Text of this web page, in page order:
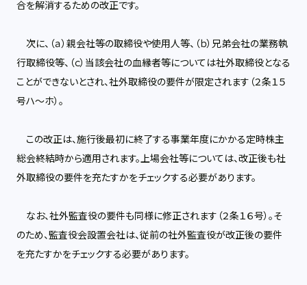
合を解消するための改正です。
次に、（ａ）親会社等の取締役や使用人等、（ｂ）兄弟会社の業務執
行取締役等、（ｃ）当該会社の血縁者等については社外取締役となる
ことができないとされ、社外取締役の要件が限定されます（２条１５
号ハ～ホ）。
この改正は、施行後最初に終了する事業年度にかかる定時株主
総会終結時から適用されます。上場会社等については、改正後も社
外取締役の要件を充たすかをチェックする必要があります。
なお、社外監査役の要件も同様に修正されます（２条１６号）。そ
のため、監査役会設置会社は、従前の社外監査役が改正後の要件
を充たすかをチェックする必要があります。